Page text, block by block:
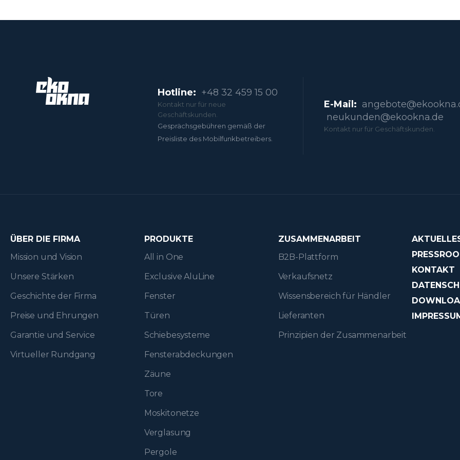
Hotline: +48 32 459 15 00
Kontakt nur für neue
Geschäftskunden.
Gesprächsgebühren gemäß der
Preisliste des Mobilfunkbetreibers.
E-Mail:
neukunden@ekookna.de
Kontakt nur für Geschäftskunden.
ÜBER DIE FIRMA
Mission und Vision
Unsere Stärken
Geschichte der Firma
Preise und Ehrungen
Garantie und Service
Virtueller Rundgang
PRODUKTE
All in One
Exclusive AluLine
Fenster
Türen
Schiebesysteme
Fenster­abdeckungen
Zäune
Tore
Moskitonetze
Verglasung
Pergole
ZUSAMMENARBEIT
B2B-Plattform
Verkaufsnetz
Wissensbereich für Händler
Lieferanten
Prinzipien der Zusammenarbeit
KONTAKT